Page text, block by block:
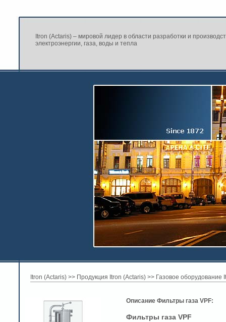
Itron (Actaris) – мировой лидер в области разработки и
электроэнергии, газа, воды и тепла
Itron (Actaris) >> Продукция Itron (Actaris) >> Газовое оборудование
Описание Фильтры газа VPF:
Фильтры газа VPF